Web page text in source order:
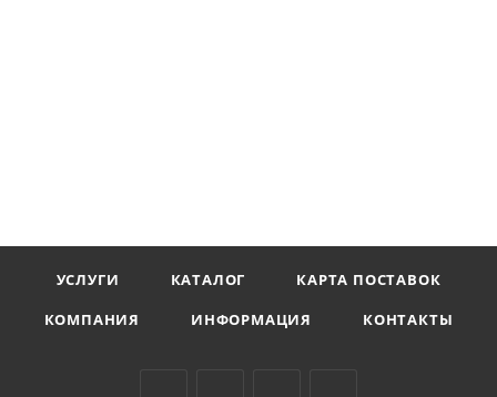
УСЛУГИ КАТАЛОГ
КАРТА ПОСТАВОК
КОМПАНИЯ
ИНФОРМАЦИЯ КОНТАКТЫ